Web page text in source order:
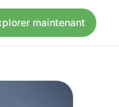
maintenant